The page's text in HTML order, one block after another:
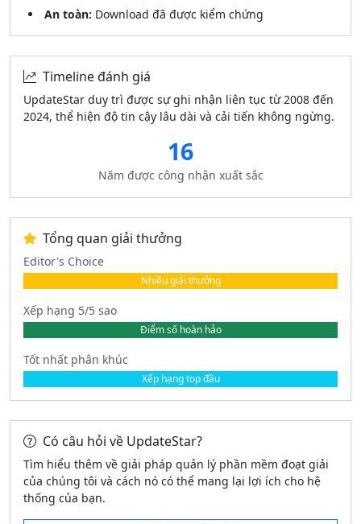
An toàn: Download đã được kiểm chứng
Timeline đánh giá
UpdateStar duy trì được sự ghi nhận liên tục từ 2008 đến
2024, thể hiện độ tin cậy lâu dài và cải tiến không ngừng.
16
Năm được công nhận xuất sắc
Tổng quan giải thưởng
Editor's Choice
Nhiều giải thưởng
Xếp hạng 5/5 sao
Điểm số hoàn hảo
Tốt nhất phân khúc
Xếp hạng top đầu
Có câu hỏi về UpdateStar?
Tìm hiểu thêm về giải pháp quản lý phần mềm đoạt giải
của chúng tôi và cách nó có thể mang lại lợi ích cho hệ
thống của bạn.